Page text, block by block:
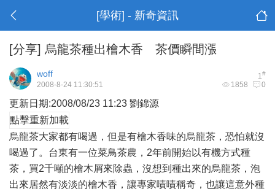
[學術] - 新奇資訊
[分享] 烏龍茶種出檜木香 茶價瞬間漲
1#
woff
1858 0
2008-8-24 11:30:51
更新日期:2008/08/23 11:23 劉錦源
點擊重新加載
烏龍茶大家都有喝過，但是有檜木香味的烏龍茶，恐怕就沒
喝過了。 台東有一位菜鳥茶農，2年前開始以有機方式種
茶，買2千噸的檜木屑來除蟲，沒想到種出來的烏龍茶，泡
出來居然有淡淡的檜木香，讓專家嘖嘖稱奇，也讓這意外種